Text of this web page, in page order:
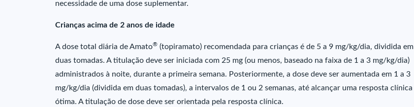
necessidade de uma dose suplementar.
Crianças acima de 2 anos de idade
A dose total diária de Amato® (topiramato) recomendada para crianças é de 5 a 9 mg/kg/dia, dividida em
duas tomadas. A titulação deve ser iniciada com 25 mg (ou menos, baseado na faixa de 1 a 3 mg/kg/dia)
administrados à noite, durante a primeira semana. Posteriormente, a dose deve ser aumentada em 1 a 3
mg/kg/dia (dividida em duas tomadas), a intervalos de 1 ou 2 semanas, até alcançar uma resposta clínica
ótima. A titulação de dose deve ser orientada pela resposta clínica.